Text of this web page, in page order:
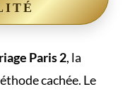
Paris 2, la
cachée. Le